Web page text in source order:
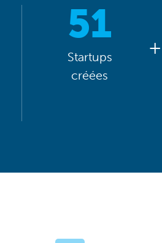
51
Startups
créées